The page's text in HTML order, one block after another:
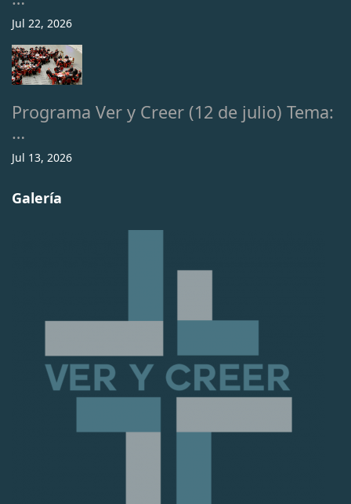
Jul 22, 2026
Programa Ver y Creer (12 de julio) Tema:
…
Jul 13, 2026
Galería